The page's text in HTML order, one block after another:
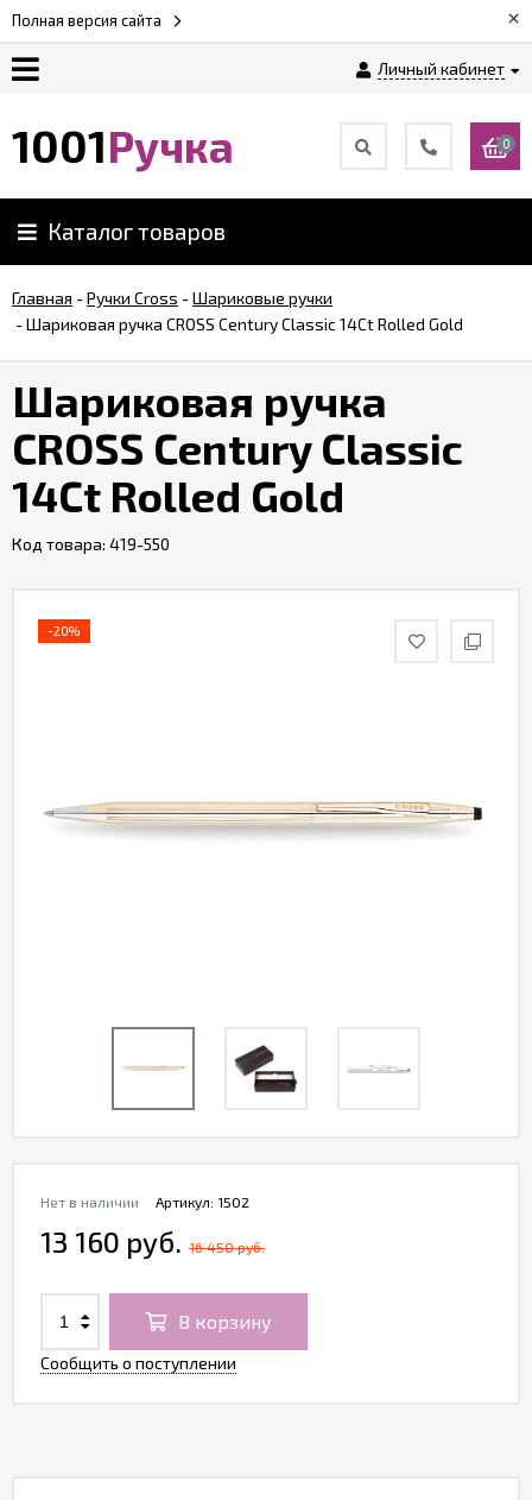
Полная версия сайта ×
Личный кабинет
Возврат
Обзоры
ручек
Контакты
1001Ручка 0
Каталог товаров
Главная -Ручки Cross -Шариковые ручки
-Шариковая ручка CROSS Century Classic 14Ct Rolled Gold
Шариковая ручка
CROSS Century Classic
14Ct Rolled Gold
Код товара: 419-550
-20%
Артикул: 1502
Нет в наличии
13 160 руб. 16 450 руб.
В корзину
Сообщить о поступлении